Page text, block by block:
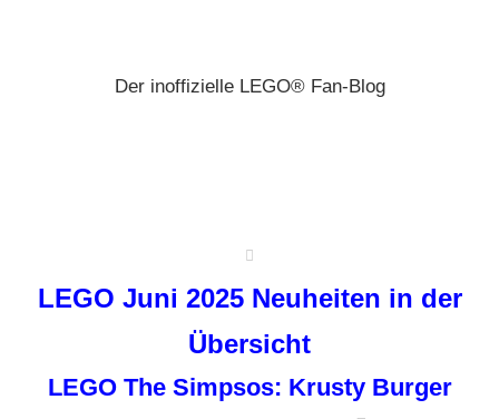
Der inoffizielle LEGO® Fan-Blog
LEGO Juni 2025 Neuheiten in der
Übersicht
LEGO The Simpsos: Krusty Burger